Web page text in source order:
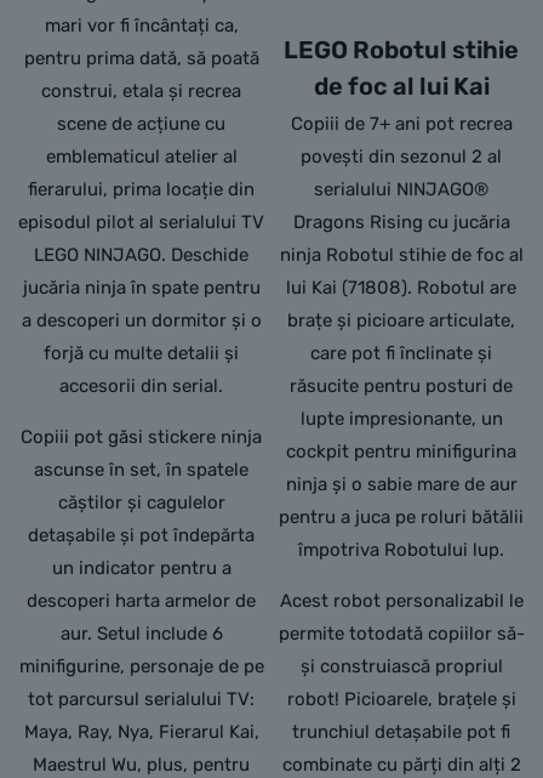
mari vor fi încântați ca,
pentru prima dată, să poată
construi, etala și recrea
scene de acțiune cu
emblematicul atelier al
fierarului, prima locație din
episodul pilot al serialului TV
LEGO NINJAGO. Deschide
jucăria ninja în spate pentru
a descoperi un dormitor și o
forjă cu multe detalii și
accesorii din serial.
Copiii pot găsi stickere ninja
ascunse în set, în spatele
căștilor și cagulelor
detașabile și pot îndepărta
un indicator pentru a
descoperi harta armelor de
aur. Setul include 6
minifigurine, personaje de pe
tot parcursul serialului TV:
Maya, Ray, Nya, Fierarul Kai,
Maestrul Wu, plus, pentru
LEGO Robotul stihie
de foc al lui Kai
Copiii de 7+ ani pot recrea
povești din sezonul 2 al
serialului NINJAGO®
Dragons Rising cu jucăria
ninja Robotul stihie de foc al
lui Kai (71808). Robotul are
brațe și picioare articulate,
care pot fi înclinate și
răsucite pentru posturi de
lupte impresionante, un
cockpit pentru minifigurina
ninja și o sabie mare de aur
pentru a juca pe roluri bătălii
împotriva Robotului lup.
Acest robot personalizabil le
permite totodată copiilor să-
și construiască propriul
robot! Picioarele, brațele și
trunchiul detașabile pot fi
combinate cu părți din alți 2